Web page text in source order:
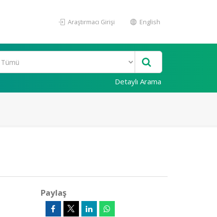
Araştırmacı Girişi English
Detaylı Arama
Paylaş